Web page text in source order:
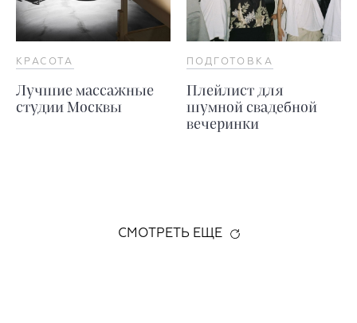
КРАСОТА
Лучшие массажные
студии Москвы
ПОДГОТОВКА
Плейлист для
шумной свадебной
вечеринки
СМОТРЕТЬ ЕЩЕ